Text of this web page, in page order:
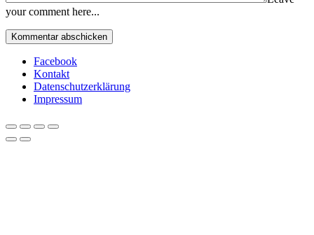
your comment here...
Facebook
Kontakt
Datenschutzerklärung
Impressum